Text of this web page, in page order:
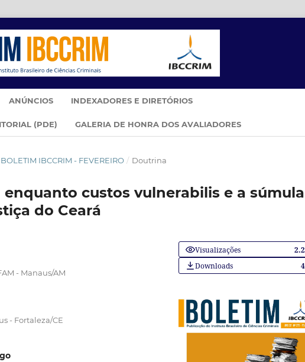
ANÚNCIOS INDEXADORES E DIRETÓRIOS
(PDE) GALERIA DE HONRA DOS AVALIADORES
IBCCRIM - FEVEREIRO / Doutrina
custos vulnerabilis e a súmula
do Ceará
- Manaus/AM
- Fortaleza/CE
Visualizações
Downloads